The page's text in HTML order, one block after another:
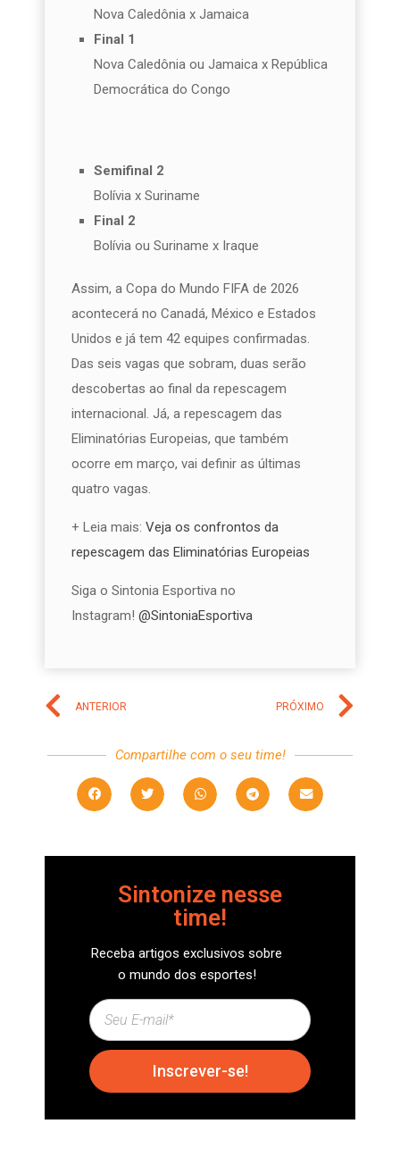
Nova Caledônia x Jamaica
Final 1
Nova Caledônia ou Jamaica x República
Democrática do Congo
Semifinal 2
Bolívia x Suriname
Final 2
Bolívia ou Suriname x Iraque
Assim, a Copa do Mundo FIFA de 2026
acontecerá no Canadá, México e Estados
Unidos e já tem 42 equipes confirmadas.
Das seis vagas que sobram, duas serão
descobertas ao final da repescagem
internacional. Já, a repescagem das
Eliminatórias Europeias, que também
ocorre em março, vai definir as últimas
quatro vagas.
+ Leia mais: Veja os confrontos da
repescagem das Eliminatórias Europeias
Siga o Sintonia Esportiva no
Instagram! @SintoniaEsportiva
ANTERIOR PRÓXIMO
Compartilhe com o seu time!
Sintonize nesse
time!
Receba artigos exclusivos sobre
o mundo dos esportes!
Inscrever-se!